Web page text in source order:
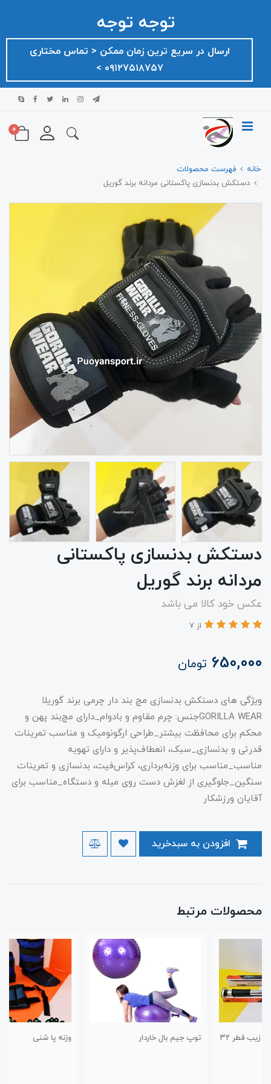
توجه توجه
ارسال در سریع ترین زمان ممکن ‌< تماس مختاری
۰۹۱۲۷۵۱۸۷۵۷ >
0
خانه
فهرست محصولات
دستکش بدنسازی پاکستانی مردانه برند گوریل
دستکش بدنسازی پاکستانی
مردانه برند گوریل
عکس خود کالا می باشد
از 7
650,000 تومان
ویژگی‌ های دستکش بدنسازی مچ بند دار چرمی برند گوریلا
GORILLA WEARجنس: چرم مقاوم و بادوام_دارای مچ‌بند پهن و
محکم برای محافظت بیشتر_طراحی ارگونومیک و مناسب تمرینات
قدرتی و بدنسازی_سبک، انعطاف‌پذیر و دارای تهویه
مناسب_مناسب برای وزنه‌برداری، کراس‌فیت، بدنسازی و تمرینات
سنگین_جلوگیری از لغزش دست روی میله و دستگاه_مناسب برای
آقایان ورزشکار
محصولات مرتبط
توپ جیم بال خاردار